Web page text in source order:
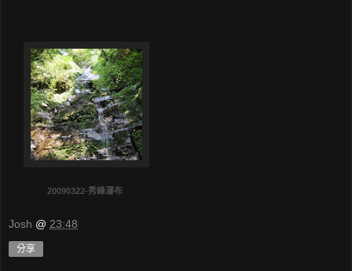
20090322-秀峰瀑布
Josh @ 23:48
分享